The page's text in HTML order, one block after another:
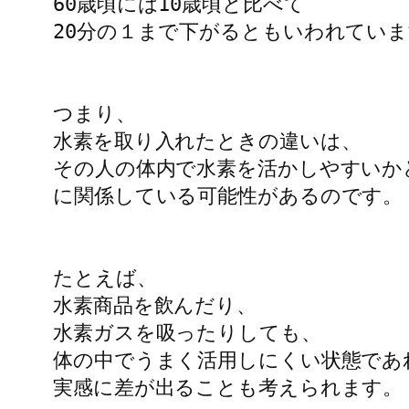
20分の１まで下がるともいわれていま
つまり、
水素を取り入れたときの違いは、
その人の体内で水素を活かしやすいか
に関係している可能性があるのです。
たとえば、
水素商品を飲んだり、
水素ガスを吸ったりしても、
体の中でうまく活用しにくい状態であ
実感に差が出ることも考えられます。